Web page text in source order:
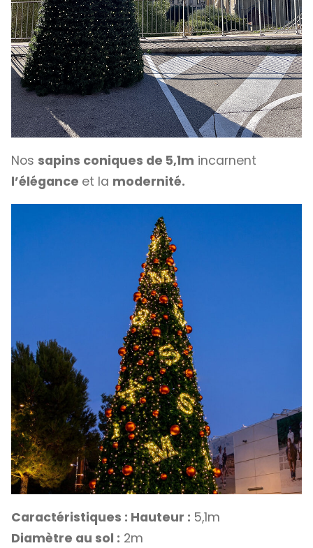
Nos sapins coniques de 5,1m incarnent
l’élégance et la modernité.
Caractéristiques : Hauteur : 5,1m
Diamètre au sol : 2m